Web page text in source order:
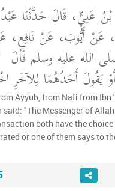
بْنُ عَلِيٍّ، قَالَ حَدَّثَنَا
عَنْ أَيُّوبَ، عَنْ نَافِعٍ،
الله عليه وسلم قَالَ
أَوْ يَقُولَ أَحَدُهُمَا لِلآخَرِ
Ayyub, from Nafi from Ibn
said: "The Messenger of
both have the
or one of them says to